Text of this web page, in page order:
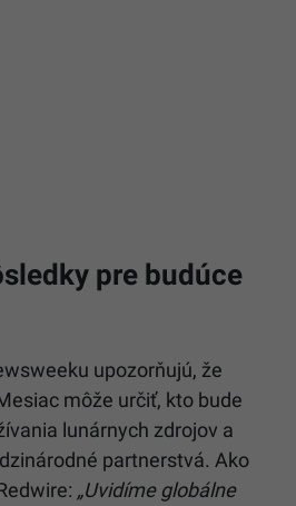
pre budúce
upozorňujú, že
môže určiť, kto bude
lunárnych zdrojov a
partnerstvá. Ako
„Uvidíme globálne